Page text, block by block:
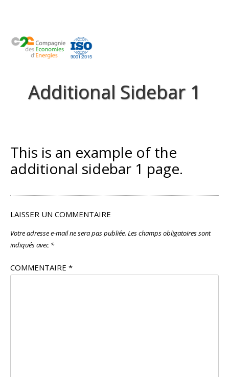
contenu
Additional Sidebar 1
This is an example of the
additional sidebar 1 page.
LAISSER UN COMMENTAIRE
Votre adresse e-mail ne sera pas publiée. Les champs obligatoires sont
indiqués avec *
COMMENTAIRE *